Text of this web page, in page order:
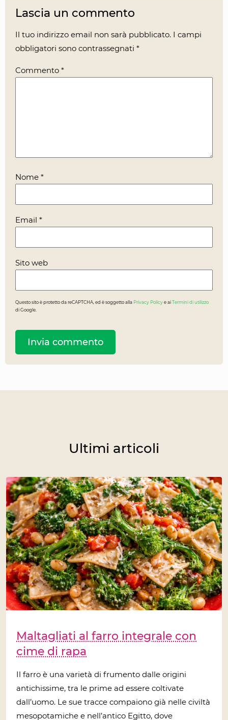
Lascia un commento
Il tuo indirizzo email non sarà pubblicato. I campi
obbligatori sono contrassegnati *
Commento *
Nome *
Email *
Sito web
Questo sito è protetto da reCAPTCHA, ed è soggetto alla Privacy Policy e ai Termini di utilizzo
di Google.
Ultimi articoli
Maltagliati al farro integrale con
cime di rapa
Il farro è una varietà di frumento dalle origini
antichissime, tra le prime ad essere coltivate
dall’uomo. Le sue tracce compaiono già nelle civiltà
mesopotamiche e nell’antico Egitto, dove